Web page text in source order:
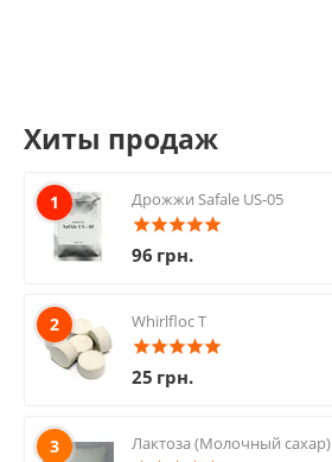
Хиты продаж
1 Дрожжи Safale US-05
96 грн.
2 Whirlfloc T
25 грн.
3 Лактоза (Молочный сахар)